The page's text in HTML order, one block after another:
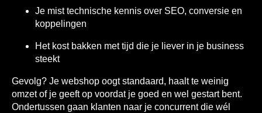
Je mist technische kennis over SEO, conversie en
koppelingen
Het kost bakken met tijd die je liever in je business
steekt
Gevolg? Je webshop oogt standaard, haalt te weinig
omzet of je geeft op voordat je goed en wel gestart bent.
Ondertussen gaan klanten naar je concurrent die wél